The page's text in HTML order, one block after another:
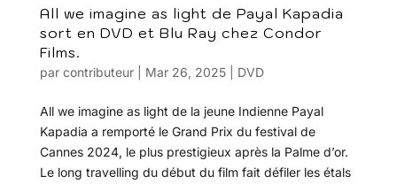
All we imagine as light de Payal Kapadia
sort en DVD et Blu Ray chez Condor
Films.
par contributeur| Mar 26, 2025| DVD
All we imagine as light de la jeune Indienne Payal
Kapadia a remporté le Grand Prix du festival de
Cannes 2024, le plus prestigieux après la Palme d’or.
Le long travelling du début du film fait défiler les étals